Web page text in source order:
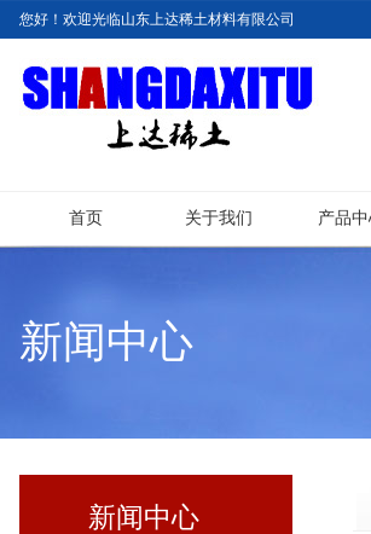
您好！欢迎光临山东上达稀土材料有限公司
首页 关于我们 产品
新闻中心
新闻中心